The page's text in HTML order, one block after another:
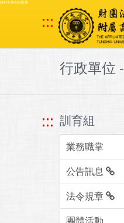
跳到主要內容區塊
:::
行政單位 -
::: 訓育組
業務職掌
公告訊息
法令規章